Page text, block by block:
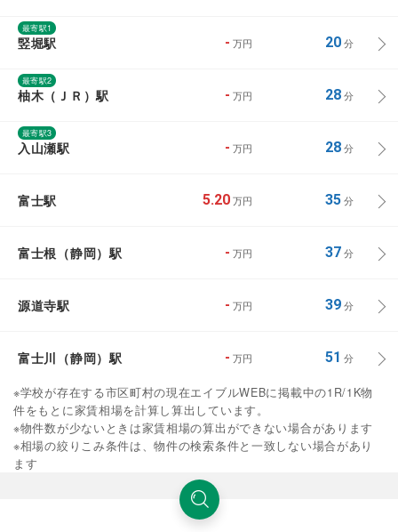
最寄駅1
竪堀駅 - 万円 20分
最寄駅2
柚木（ＪＲ）駅 - 万円 28分
最寄駅3
入山瀬駅 - 万円 28分
富士駅 5.20 万円 35分
富士根（静岡）駅 - 万円 37分
源道寺駅 - 万円 39分
富士川（静岡）駅 - 万円 51 分
※学校が存在する市区町村の現在エイブルWEBに掲載中の1R/1K物
件をもとに家賃相場を計算し算出しています。
※物件数が少ないときは家賃相場の算出ができない場合があります
※相場の絞りこみ条件は、物件の検索条件と一致しない場合があり
ます